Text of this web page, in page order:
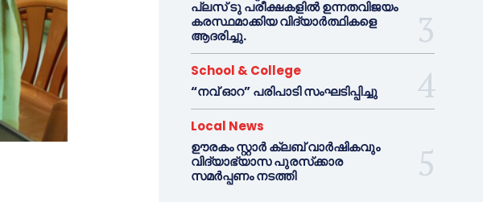
പ്ലസ് ടു പരീക്ഷകളിൽ ഉന്നതവിജയം
കരസ്ഥമാക്കിയ വിദ്യാർത്ഥികളെ
ആദരിച്ചു.
School & College
“നവ് ഓറ” പരിപാടി സംഘടിപ്പിച്ചു
Local News
ഊരകം സ്റ്റാർ ക്ലബ് വാർഷികവും
വിദ്യാഭ്യാസ പുരസ്‌ക്കാര
സമർപ്പണം നടത്തി